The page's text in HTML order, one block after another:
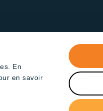
En
en savoir